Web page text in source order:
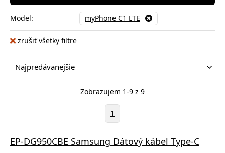
Model: myPhone C1 LTE
zrušiť všetky filtre
Najpredávanejšie
Zobrazujem 1-9 z 9
1
EP-DG950CBE Samsung Dátový kábel Type-C